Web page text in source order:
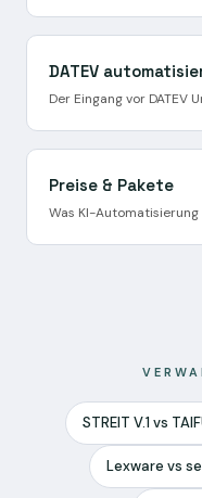
DATEV
Der Eingang vor DATEV
Preise & Pakete
Was KI-
STREIT V.1 vs
Lexware vs